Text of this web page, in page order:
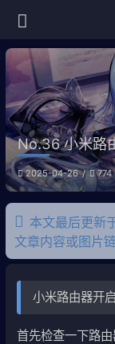
No.36 小米路
2025-04-26 774
本文最后更新
文章内容或图片
小米路由器开
首先检查一下路